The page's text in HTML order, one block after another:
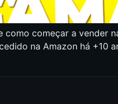
como começar a vender
na Amazon há +10